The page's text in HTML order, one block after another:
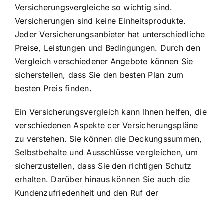
Versicherungsvergleiche so wichtig sind.
Versicherungen sind keine Einheitsprodukte.
Jeder Versicherungsanbieter hat unterschiedliche
Preise, Leistungen und Bedingungen. Durch den
Vergleich verschiedener Angebote können Sie
sicherstellen, dass Sie den besten Plan zum
besten Preis finden.
Ein Versicherungsvergleich kann Ihnen helfen, die
verschiedenen Aspekte der Versicherungspläne
zu verstehen. Sie können die Deckungssummen,
Selbstbehalte und Ausschlüsse vergleichen, um
sicherzustellen, dass Sie den richtigen Schutz
erhalten. Darüber hinaus können Sie auch die
Kundenzufriedenheit und den Ruf der